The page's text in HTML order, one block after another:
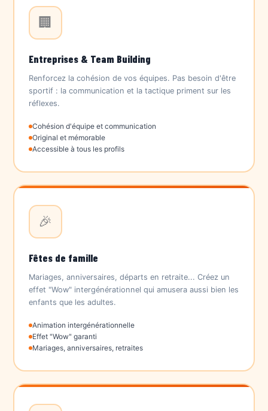
🏢
Entreprises & Team Building
Renforcez la cohésion de vos équipes. Pas besoin d'être
sportif : la communication et la tactique priment sur les
réflexes.
Cohésion d'équipe et communication
Original et mémorable
Accessible à tous les profils
🎉
Fêtes de famille
Mariages, anniversaires, départs en retraite... Créez un
effet "Wow" intergénérationnel qui amusera aussi bien les
enfants que les adultes.
Animation intergénérationnelle
Effet "Wow" garanti
Mariages, anniversaires, retraites